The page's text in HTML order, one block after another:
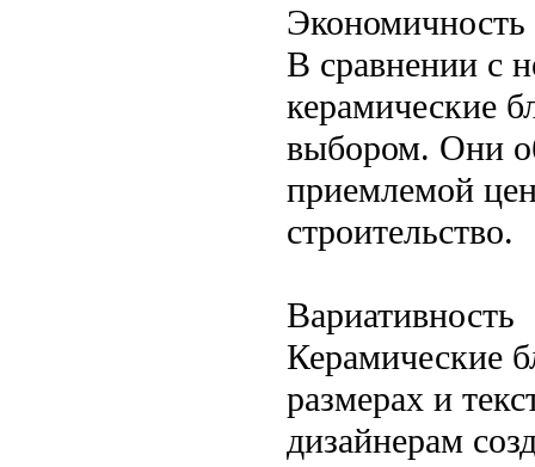
Экономичность
В сравнении с
керамические
выбором. Они
приемлемой
строительство.
Вариативность
Керамические
размерах и
дизайнерам